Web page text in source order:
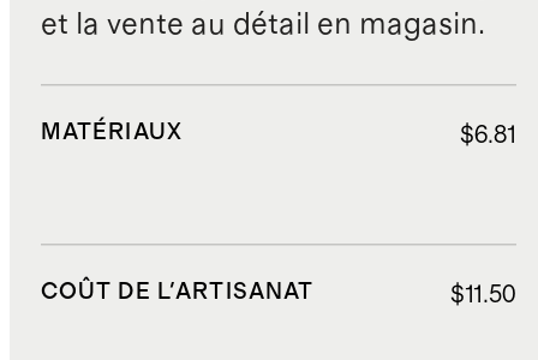
et la vente au détail en magasin.
MATÉRIAUX $6.81
COÛT DE L'ARTISANAT $11.50